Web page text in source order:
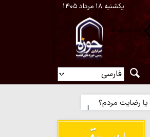
یکشنبه ۱۸ مرداد ۱۴۰۵
حدیث روز | راه نزدیک شدن به محبت